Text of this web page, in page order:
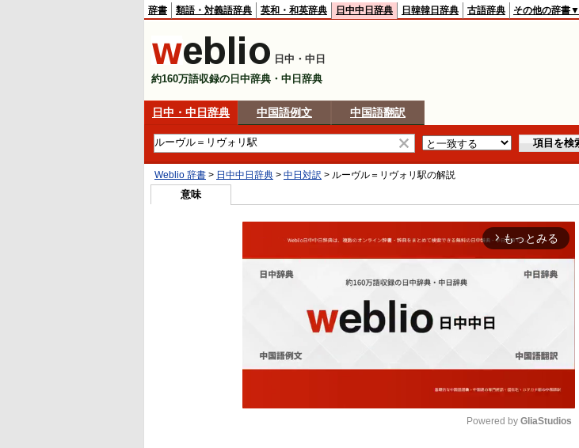
辞書 類語・対義語辞典 英和・和英辞典 日中中日辞典 日韓韓日辞典 古語辞典 その他の辞書▼
日中・中日
約160万語収録の日中辞典・中日辞典
日中・中日辞典 中国語例文 中国語翻訳
Weblio 辞書 > 日中中日辞典 > 中日対訳 > ルーヴル＝リヴォリ駅の解説
意味
arrow_forward_ios もっとみる
Powered by GliaStudios